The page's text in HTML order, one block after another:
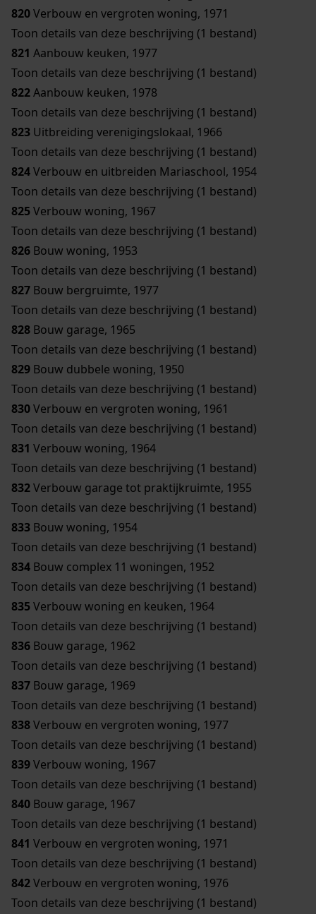
820Verbouw en vergroten woning, 1971
Toon details van deze beschrijving (1 bestand)
821 Aanbouw keuken, 1977
Toon details van deze beschrijving (1 bestand)
822Aanbouw keuken, 1978
Toon details van deze beschrijving (1 bestand)
823 Uitbreiding verenigingslokaal, 1966
Toon details van deze beschrijving (1 bestand)
824Verbouw en uitbreiden Mariaschool, 1954
Toon details van deze beschrijving (1 bestand)
825Verbouw woning, 1967
Toon details van deze beschrijving (1 bestand)
826 Bouw woning, 1953
Toon details van deze beschrijving (1 bestand)
827 Bouw bergruimte, 1977
Toon details van deze beschrijving (1 bestand)
828 Bouw garage, 1965
Toon details van deze beschrijving (1 bestand)
829 Bouw dubbele woning, 1950
Toon details van deze beschrijving (1 bestand)
830Verbouw en vergroten woning, 1961
Toon details van deze beschrijving (1 bestand)
831 Verbouw woning, 1964
Toon details van deze beschrijving (1 bestand)
832Verbouw garage tot praktijkruimte, 1955
Toon details van deze beschrijving (1 bestand)
833 Bouw woning, 1954
Toon details van deze beschrijving (1 bestand)
834 Bouw complex 11 woningen, 1952
Toon details van deze beschrijving (1 bestand)
835Verbouw woning en keuken, 1964
Toon details van deze beschrijving (1 bestand)
836 Bouw garage, 1962
Toon details van deze beschrijving (1 bestand)
837 Bouw garage, 1969
Toon details van deze beschrijving (1 bestand)
838Verbouw en vergroten woning, 1977
Toon details van deze beschrijving (1 bestand)
839Verbouw woning, 1967
Toon details van deze beschrijving (1 bestand)
840 Bouw garage, 1967
Toon details van deze beschrijving (1 bestand)
841 Verbouw en vergroten woning, 1971
Toon details van deze beschrijving (1 bestand)
842Verbouw en vergroten woning, 1976
Toon details van deze beschrijving (1 bestand)